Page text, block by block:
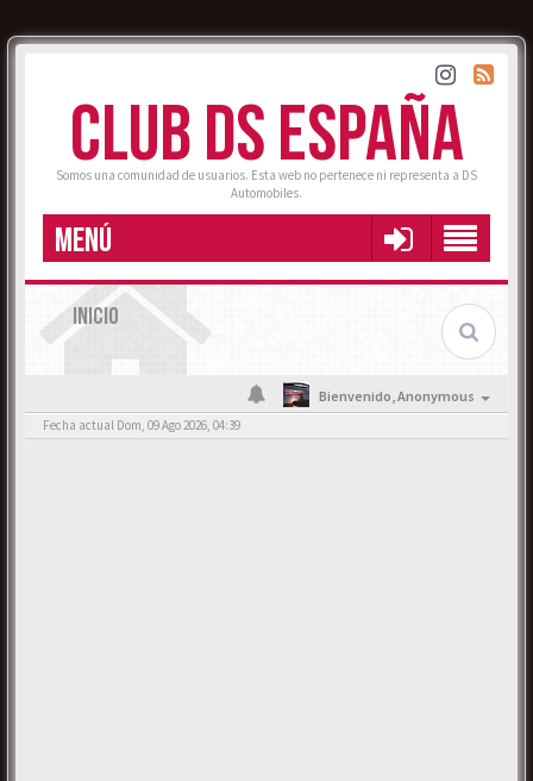
CLUB DS ESPAÑA
Somos una comunidad de usuarios. Esta web no pertenece ni representa a DS
Automobiles.
MENÚ
INICIO
Bienvenido,Anonymous
Fecha actual Dom, 09 Ago 2026, 04:39